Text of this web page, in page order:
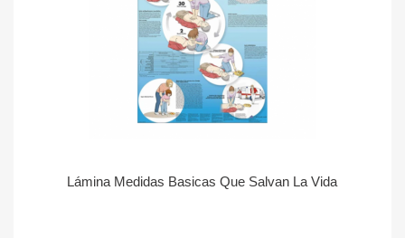
Lámina Medidas Basicas Que Salvan La Vida